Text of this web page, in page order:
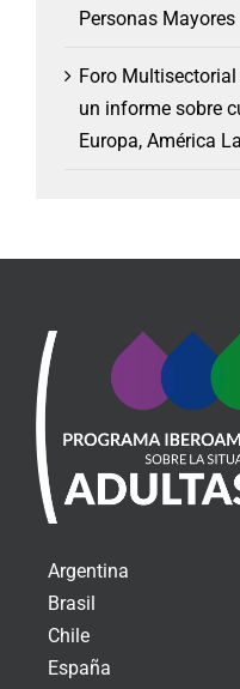
Personas Mayores
Foro Multisectorial
un informe sobre
Europa, América
Argentina
Brasil
Chile
España